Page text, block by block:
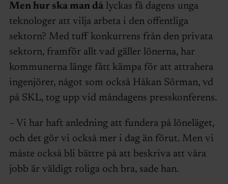
Men hur ska man dålyckas få dagens unga
teknologer att vilja arbeta i den offentliga
sektorn? Med tuff konkurrens från den privata
sektorn, framför allt vad gäller lönerna, har
kommunerna länge fått kämpa för att attrahera
ingenjörer, något som också Håkan Sörman, vd
på SKL, tog upp vid måndagens presskonferens.
– Vi har haft anledning att fundera på löneläget,
och det gör vi också mer i dag än förut. Men vi
måste också bli bättre på att beskriva att våra
jobb är väldigt roliga och bra, sade han.